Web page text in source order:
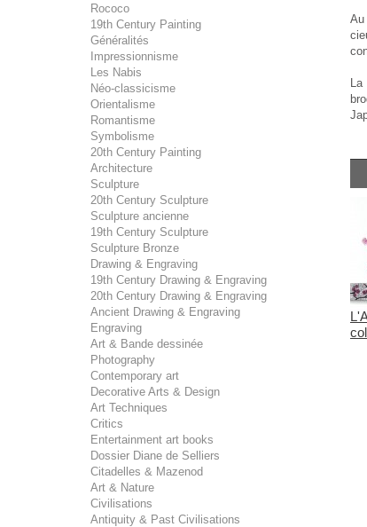
Rococo
19th Century Painting
Généralités
Impressionnisme
Les Nabis
Néo-classicisme
Orientalisme
Romantisme
Symbolisme
20th Century Painting
Architecture
Sculpture
20th Century Sculpture
Sculpture ancienne
19th Century Sculpture
Sculpture Bronze
Drawing & Engraving
19th Century Drawing & Engraving
20th Century Drawing & Engraving
Ancient Drawing & Engraving
Engraving
Art & Bande dessinée
Photography
Contemporary art
Decorative Arts & Design
Art Techniques
Critics
Entertainment art books
Dossier Diane de Selliers
Citadelles & Mazenod
Art & Nature
Civilisations
Antiquity & Past Civilisations
Au